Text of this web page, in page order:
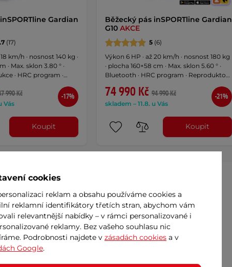
Gardian
(17)
km/h · nosnost 140 kg ·
· Max. sklon 3.80 ° ·
· HRC program ·
990 Kč
Vás
-17%
Koupit
Běžecký pás inSPORTline Gardian
G10 AKCE
5(6)
Výkon 6 HP · až 20 km/h · nosnost 180 kg
· plocha 160×58 cm · Max. sklon 5.60 ° ·
Bluetooth · HRC program · Reproduktory
74 990 Kč 94 990 Kč
skladem – 11.8. u Vás
-21%
Koupit
Doprava zdarma
cookies
reklam a obsahu používáme cookies a
reklamní identifikátory třetích stran, abychom vám
relevantnější nabídky – v rámci personalizované i
reklamy. Bez vašeho souhlasu nic
Podrobnosti najdete v zásadách cookies a v
Google.